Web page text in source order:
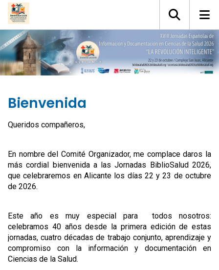
Bienvenida
Queridos compañeros,
En nombre del Comité Organizador, me complace daros la
más cordial bienvenida a las Jornadas BiblioSalud 2026,
que celebraremos en Alicante los días 22 y 23 de octubre
de 2026.
Este año es muy especial para todos nosotros:
celebramos 40 años desde la primera edición de estas
jornadas, cuatro décadas de trabajo conjunto, aprendizaje y
compromiso con la información y documentación en
Ciencias de la Salud.